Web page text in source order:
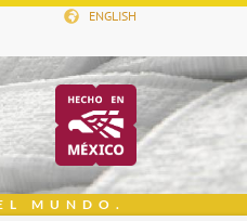
ENGLISH
MUNDO.